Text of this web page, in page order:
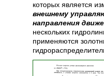
которых является
внешнему
направления
нескольких
применяются